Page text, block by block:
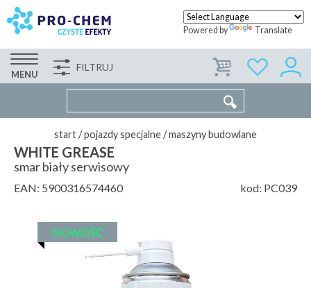
Powered by Translate
MENU
FILTRUJ WSPÓŁPRACA KONTAKT
start/pojazdy specjalne/maszyny budowlane
WHITE GREASE
smar biały serwisowy
EAN: 5900316574460 kod: PC039
NOWOŚĆ